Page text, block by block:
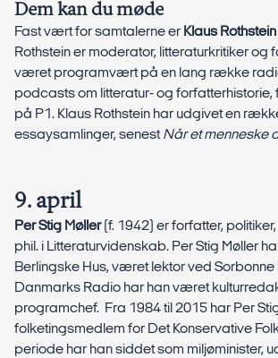
Dem kan du møde
Fast vært for samtalerne er Klaus Rothstein
Rothstein er moderator, litteraturkritiker og
været programvært på en lang række
podcasts om litteratur- og forfatterhistorie,
på P1. Klaus Rothstein har udgivet en
essaysamlinger, senestNår et menneske
9. april
Per Stig Møller (f. 1942) er forfatter,
phil. i Litteraturvidenskab. Per Stig Møller
Berlingske Hus, været lektor ved Sorbonne
Danmarks Radio har han været
programchef. Fra 1984 til 2015 har Per
folketingsmedlem for Det Konservative
periode har han siddet som miljøminister,